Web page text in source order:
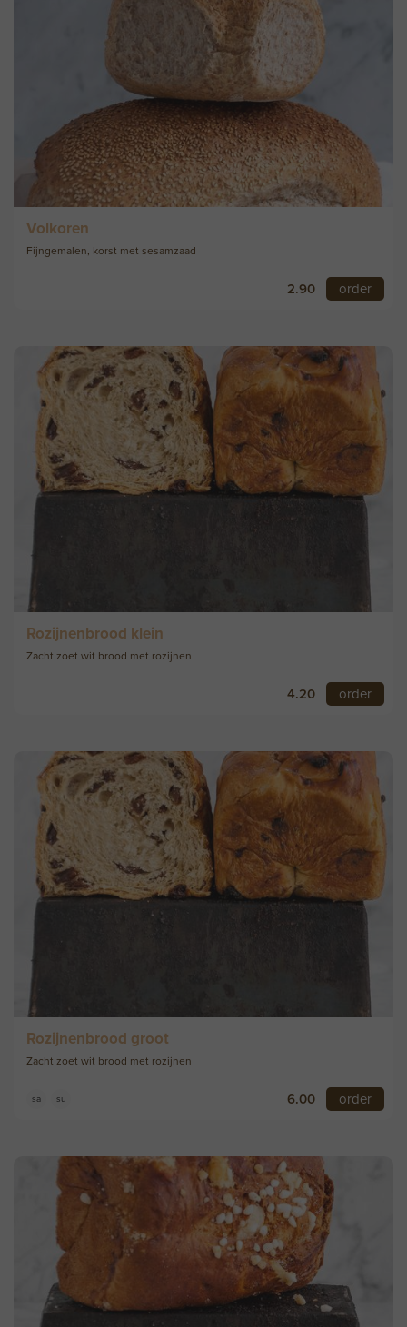
Volkoren
Fijngemalen, korst met sesamzaad
2.90 order
Rozijnenbrood klein
Zacht zoet wit brood met rozijnen
4.20 order
Rozijnenbrood groot
Zacht zoet wit brood met rozijnen
sa su 6.00 order